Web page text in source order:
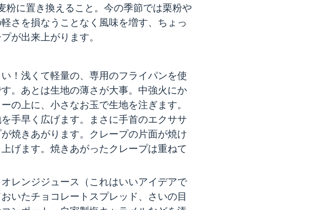
粉に置き換えること。今の季節では栗粉や
さを損なうことなく風味を増す、ちょっ
が出来上がります。
！浅くて軽量の、専用のフライパンを使
。あとは生地の薄さが大事。中強火にか
の上に、小さなお玉で生地を注ぎます。
手早く広げます。まさに手首のエクササ
焼きあがります。クレープの片面が焼け
げます。焼きあがったクレープは重ねて
レンジジュース（これはいいアイデアで
いたチョコレートスプレッド、さいの目